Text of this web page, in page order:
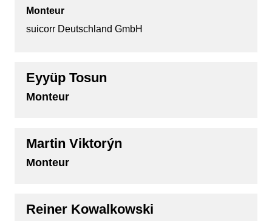
Monteur
suicorr Deutschland GmbH
Eyyüp Tosun
Monteur
Martin Viktorýn
Monteur
Reiner Kowalkowski